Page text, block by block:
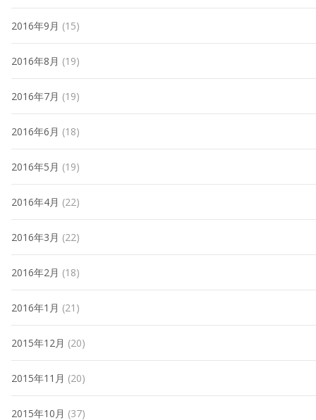
2016年9月 (15)
2016年8月 (19)
2016年7月 (19)
2016年6月 (18)
2016年5月 (19)
2016年4月 (22)
2016年3月 (22)
2016年2月 (18)
2016年1月 (21)
2015年12月 (20)
2015年11月 (20)
2015年10月 (37)